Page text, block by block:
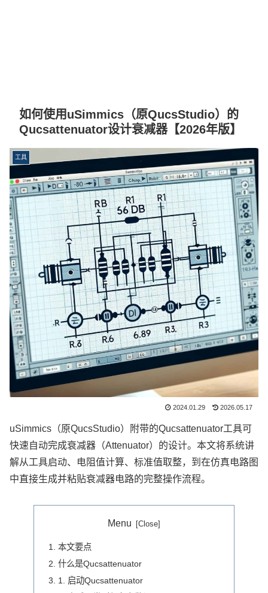
如何使用uSimmics（原QucsStudio）的
Qucsattenuator设计衰减器【2026年版】
工具
2024.01.29 2026.05.17
uSimmics（原QucsStudio）附带的Qucsattenuator工具可
快速自动完成衰减器（Attenuator）的设计。本文将系统讲
解从工具启动、电阻值计算、标准值取整，到在仿真电路图
中直接生成并粘贴衰减器电路的完整操作流程。
Menu
本文要点
什么是Qucsattenuator
1. 启动Qucsattenuator